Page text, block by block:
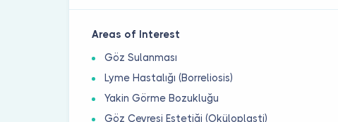
Areas of Interest
Göz Sulanması
Lyme Hastalığı (Borreliosis)
Yakin Görme Bozukluğu
Göz Çevresi Estetiği (Oküloplasti)